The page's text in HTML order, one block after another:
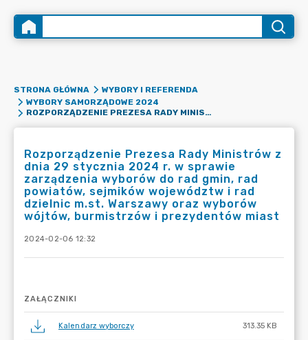
STRONA GŁÓWNA
WYBORY I REFERENDA
WYBORY SAMORZĄDOWE 2024
ROZPORZĄDZENIE PREZESA RADY MINISTRÓW Z DNIA 29 STYCZNIA 2024 R. W SPRAWIE ZARZĄDZENIA WYBORÓW DO RAD GMIN, RAD POWIATÓW, SEJMIKÓW WOJEWÓDZTW I RAD DZIELNIC M.ST. WARSZAWY ORAZ WYBORÓW WÓJTÓW, BURMISTRZÓW I PREZYDENTÓW MIAST
Rozporządzenie Prezesa Rady Ministrów z
dnia 29 stycznia 2024 r. w sprawie
zarządzenia wyborów do rad gmin, rad
powiatów, sejmików województw i rad
dzielnic m.st. Warszawy oraz wyborów
wójtów, burmistrzów i prezydentów miast
2024-02-06 12:32
ZAŁĄCZNIKI
Kalendarz wyborczy 313.35 KB